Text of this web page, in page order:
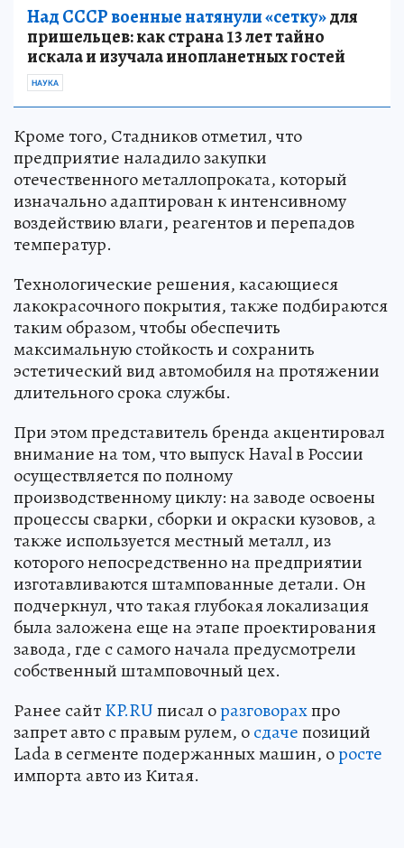
Над СССР военные натянули «сетку»для
пришельцев: как страна 13 лет тайно
искала и изучала инопланетных гостей
НАУКА
Кроме того, Стадников отметил, что
предприятие наладило закупки
отечественного металлопроката, который
изначально адаптирован к интенсивному
воздействию влаги, реагентов и перепадов
температур.
Технологические решения, касающиеся
лакокрасочного покрытия, также подбираются
таким образом, чтобы обеспечить
максимальную стойкость и сохранить
эстетический вид автомобиля на протяжении
длительного срока службы.
При этом представитель бренда акцентировал
внимание на том, что выпуск Haval в России
осуществляется по полному
производственному циклу: на заводе освоены
процессы сварки, сборки и окраски кузовов, а
также используется местный металл, из
которого непосредственно на предприятии
изготавливаются штампованные детали. Он
подчеркнул, что такая глубокая локализация
была заложена еще на этапе проектирования
завода, где с самого начала предусмотрели
собственный штамповочный цех.
Ранее сайтKP.RUписал оразговорахпро
запрет авто с правым рулем, осдачепозиций
Lada в сегменте подержанных машин, оросте
импорта авто из Китая.